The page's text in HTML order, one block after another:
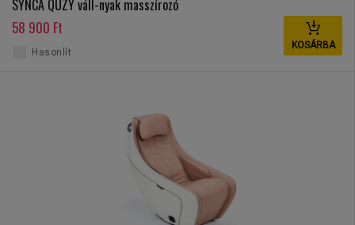
SYNCA QUZY váll-nyak masszírozó
58 900 Ft
KOSÁRBA
Hasonlít